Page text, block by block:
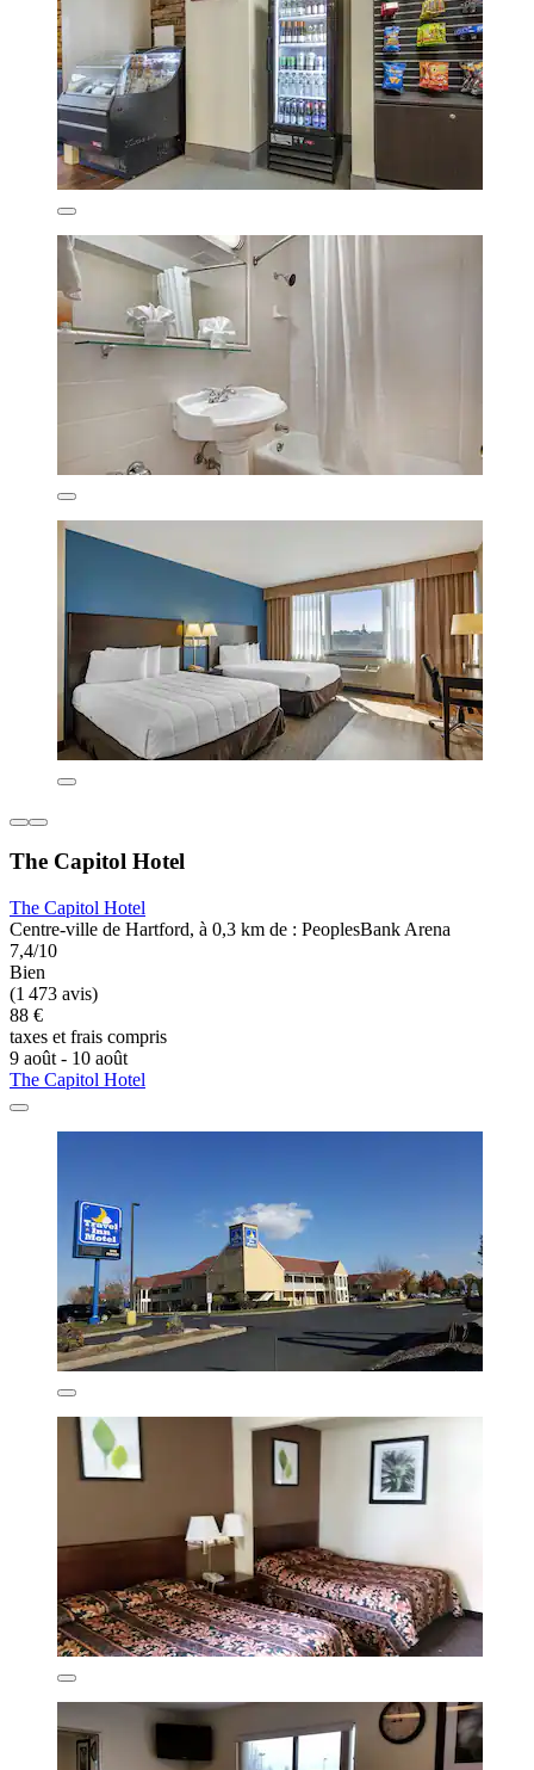
The Capitol Hotel
The Capitol Hotel
Centre-ville de Hartford, à 0,3 km de : PeoplesBank Arena
7,4/10
Bien
(1 473 avis)
88 €
taxes et frais compris
9 août - 10 août
The Capitol Hotel